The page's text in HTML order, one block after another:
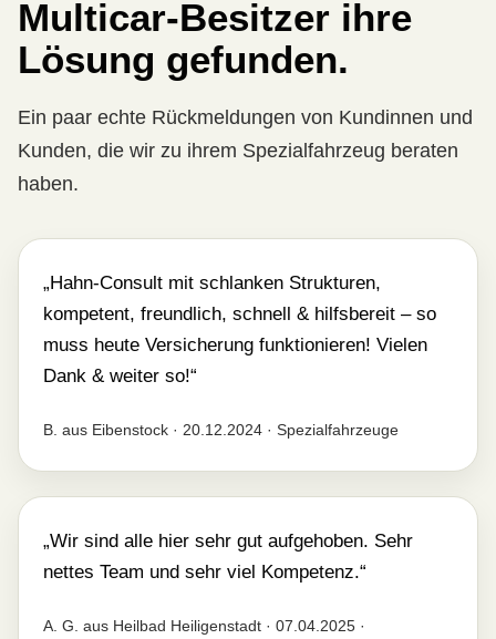
Multicar-Besitzer ihre
Lösung gefunden.
Ein paar echte Rückmeldungen von Kundinnen und
Kunden, die wir zu ihrem Spezialfahrzeug beraten
haben.
„Hahn-Consult mit schlanken Strukturen,
kompetent, freundlich, schnell & hilfsbereit – so
muss heute Versicherung funktionieren! Vielen
Dank & weiter so!“
B. aus Eibenstock · 20.12.2024 · Spezialfahrzeuge
„Wir sind alle hier sehr gut aufgehoben. Sehr
nettes Team und sehr viel Kompetenz.“
A. G. aus Heilbad Heiligenstadt · 07.04.2025 ·